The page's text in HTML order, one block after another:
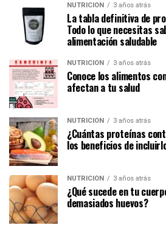
NUTRICIÓN 3 años atrás
La tabla definitiva de
Todo lo que necesitas
alimentación saludable
NUTRICIÓN 3 años atrás
Conoce los alimentos
afectan a tu salud
NUTRICIÓN 3 años atrás
¿Cuántas proteínas
los beneficios de
NUTRICIÓN 3 años atrás
¿Qué sucede en tu
demasiados huevos?